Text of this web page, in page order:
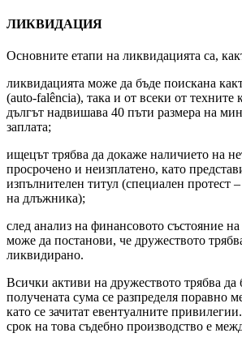
ЛИКВИДАЦИЯ
Основните етапи на ликвидацията са,
ликвидацията може да бъде поискана
(auto-falência), така и от всеки от техните
дългът надвишава 40 пъти размера на
заплата;
ищецът трябва да докаже наличието на
просрочено и неизплатено, като
изпълнителен титул (специален протест
на длъжника);
след анализ на финансовото състояние
може да постанови, че дружеството
ликвидирано.
Всички активи на дружеството трябва да
получената сума се разпределя поравно
като се зачитат евентуалните
срок на това съдебно производство е